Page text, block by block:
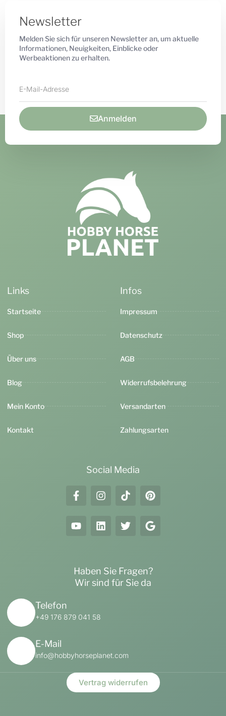
Newsletter
Melden Sie sich für unseren Newsletter an, um aktuelle
Informationen, Neuigkeiten, Einblicke oder
Werbeaktionen zu erhalten.
Anmelden
Links
Startseite
Shop
Über uns
Blog
Mein Konto
Kontakt
Infos
Impressum
Datenschutz
AGB
Widerrufsbelehrung
Versandarten
Zahlungsarten
Social Media
Haben Sie Fragen?
Wir sind für Sie da
Telefon
+49 176 879 041 58
E-Mail
info@hobbyhorseplanet.com
Vertrag widerrufen